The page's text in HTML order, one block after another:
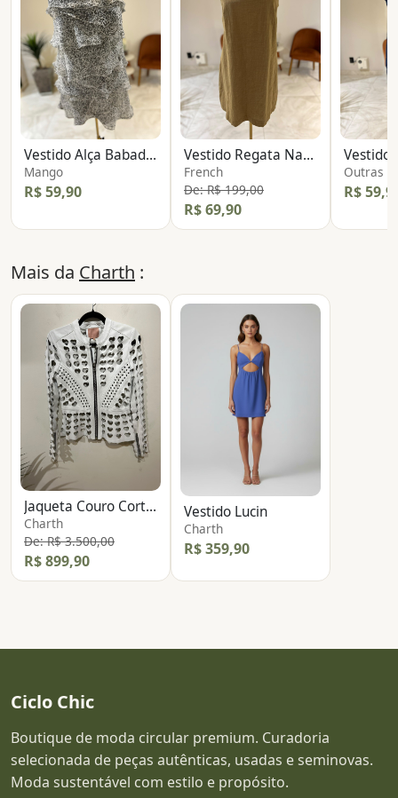
Vestido Alça Babados
Mango
R$ 59,90
Vestido Regata Nadador
French
De: R$ 199,00
R$ 69,90
Vestido
Outras
R$
Mais da Charth :
Jaqueta Couro Corte Laser
Charth
De: R$ 3.500,00
R$ 899,90
Vestido Lucin
Charth
R$ 359,90
Ciclo Chic
Boutique de moda circular premium. Curadoria
selecionada de peças autênticas, usadas e seminovas.
Moda sustentável com estilo e propósito.